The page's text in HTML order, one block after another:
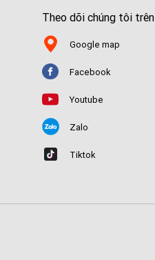
Theo dõi chúng tôi trên
Google map
Facebook
Youtube
Zalo
Tiktok